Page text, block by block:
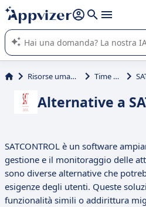
righe con
shift + enter
L'IA di Appvizer vi guida nell'utilizzo o
software SaaS per la vostra azienda.
Risorse umane (HR) Time clock
Alternative a
SATCONTROL è un software
gestione e il monitoraggio delle
sono diverse alternative che
esigenze degli utenti. Queste
funzionalità simili o addirittura